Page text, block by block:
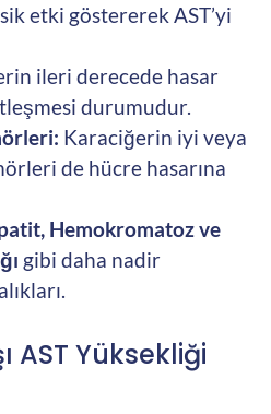
etki göstererek AST’yi
ileri derecede hasar
durumudur.
Karaciğerin iyi veya
de hücre hasarına
Hemokromatoz ve
gibi daha nadir
AST Yüksekliği